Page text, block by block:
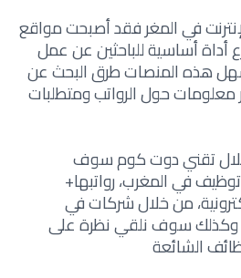
في المغر فقد أصبحت مواقع
أداة أساسية للباحثين عن عمل
هذه المنصات طرق البحث عن
معلومات حول الرواتب ومتطلبات
تقني دوت كوم سوف
في المغرب، رواتبها+
من خلال شركات في
وكذلك سوف نلقي نظرة على
الشائعة